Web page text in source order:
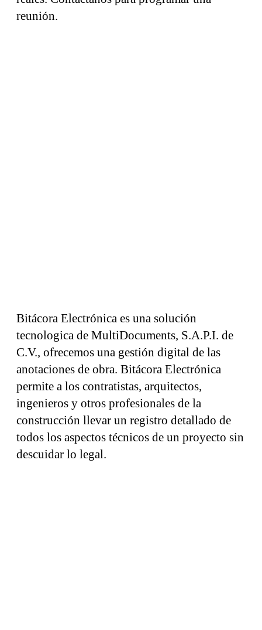
reunión.
Bitácora Electrónica es una solución
tecnologica de MultiDocuments, S.A.P.I. de
C.V., ofrecemos una gestión digital de las
anotaciones de obra. Bitácora Electrónica
permite a los contratistas, arquitectos,
ingenieros y otros profesionales de la
construcción llevar un registro detallado de
todos los aspectos técnicos de un proyecto sin
descuidar lo legal.